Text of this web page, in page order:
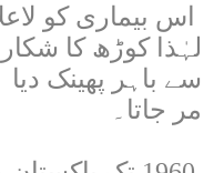
اس بیماری کو
لہٰذا کوڑھ کا
سے باہر پھینک دیا
مر جاتا۔